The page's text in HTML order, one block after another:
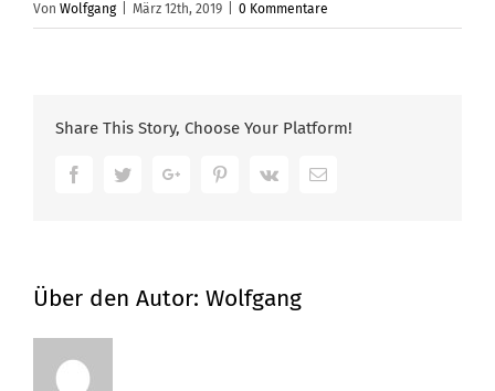
Von Wolfgang März 12th, 2019 0 Kommentare
Share This Story, Choose Your Platform!
FacebookTwitterGoogle+ PinterestVk Email
Über den Autor: Wolfgang